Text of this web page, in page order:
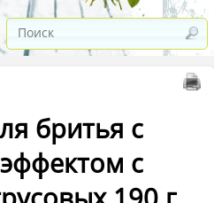
бритья с
с